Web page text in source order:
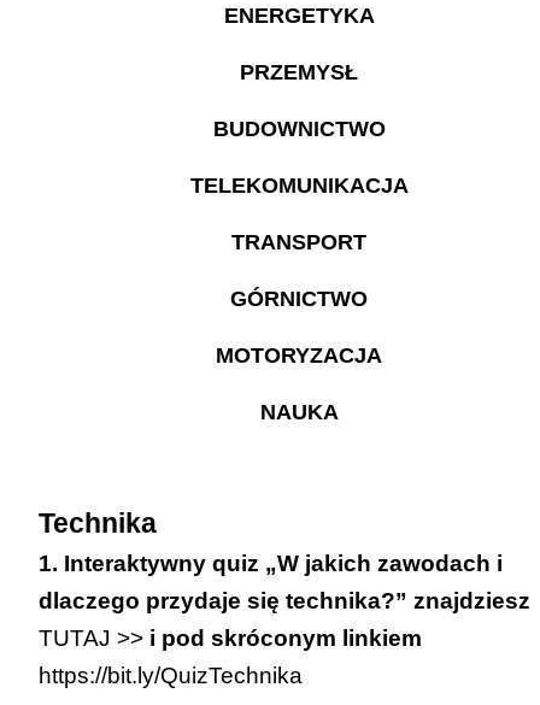
ENERGETYKA
PRZEMYSŁ
BUDOWNICTWO
TELEKOMUNIKACJA
TRANSPORT
GÓRNICTWO
MOTORYZACJA
NAUKA
Technika
1. Interaktywny quiz „W jakich zawodach i
dlaczego przydaje się technika?” znajdziesz
TUTAJ >> i pod skróconym linkiem
https://bit.ly/QuizTechnika